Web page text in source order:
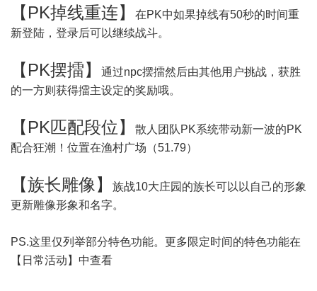
【 PK掉线重连】
在PK中如果掉线有50秒的时间重
新登陆，登录后可以继续战斗。
【 PK摆擂】
通过npc摆擂然后由其他用户挑战，获胜
的一方则获得擂主设定的奖励哦。
【 PK匹配段位 】
散人团队PK系统带动新一波的PK
配合狂潮！位置在渔村广场（51.79）
【族长雕像 】
族战10大庄园的族长可以以自己的形象
更新雕像形象和名字。
PS.这里仅列举部分特色功能。更多限定时间的特色功能在
【 日常活动 】中查看